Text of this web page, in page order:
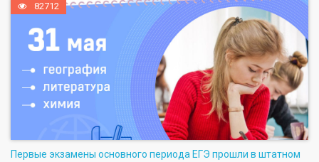
82712
Первые экзамены основного периода ЕГЭ прошли в штатном